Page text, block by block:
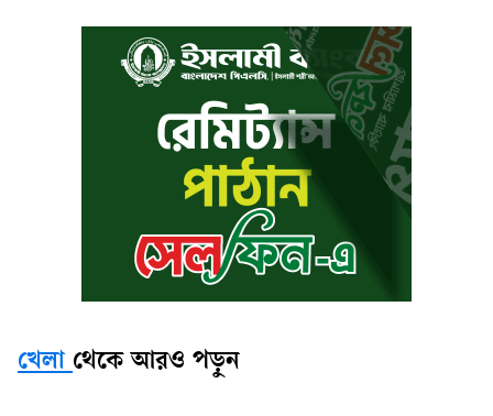
খেলা থেকে আরও পড়ুন